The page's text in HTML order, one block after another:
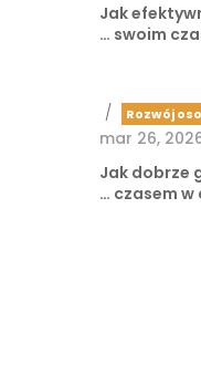
Jak
swoim
Rozwój
/
mar 26,
Jak dobrze
czasem w